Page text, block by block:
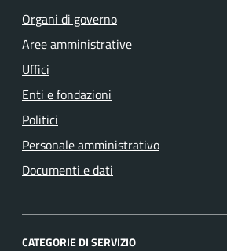
Organi di governo
Aree amministrative
Uffici
Enti e fondazioni
Politici
Personale amministrativo
Documenti e dati
CATEGORIE DI SERVIZIO